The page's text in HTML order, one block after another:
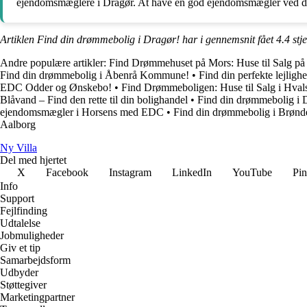
Artiklen Find din drømmebolig i Dragør! har i gennemsnit fået4.4
Andre populære artikler: Find Drømmehuset på Mors: Huse til Salg
Find din drømmebolig i Åbenrå Kommune! • Find din perfekte
EDC Odder og Ønskebo! • Find Drømmeboligen: Huse til Salg i
Blåvand – Find den rette til din bolighandel • Find din drømmebolig i
ejendomsmægler i Horsens med EDC • Find din drømmebolig i
Aalborg
Ny Villa
Del med hjertet
X
Facebook Instagram LinkedIn YouTube
Info
Support
Fejlfinding
Udtalelse
Jobmuligheder
Giv et tip
Samarbejdsform
Udbyder
Støttegiver
Marketingpartner